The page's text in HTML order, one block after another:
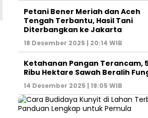
Petani Bener Meriah dan Aceh
Tengah Terbantu, Hasil Tani
Diterbangkan ke Jakarta
18 Desember 2025 | 20:14 WIB
Ketahanan Pangan Terancam,
Ribu Hektare Sawah Beralih
14 Desember 2025 | 19:05 WIB